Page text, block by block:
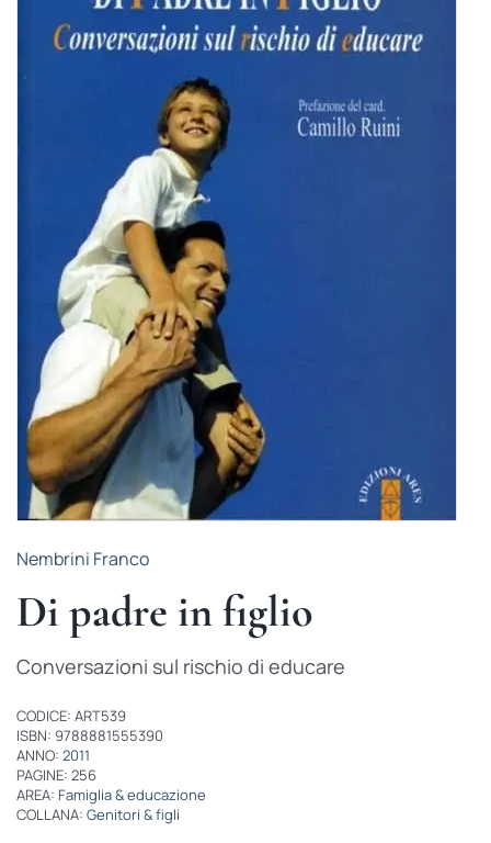
BIOGRAFIE
ATTUALITÀ
Nembrini Franco
Di padre in figlio
Conversazioni sul rischio di educare
CODICE: ART539
ISBN: 9788881555390
ANNO: 2011
PAGINE: 256
AREA: Famiglia & educazione
COLLANA: Genitori & figli